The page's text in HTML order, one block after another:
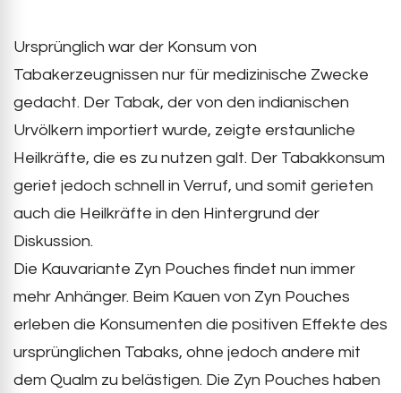
Ursprünglich war der Konsum von
Tabakerzeugnissen nur für medizinische Zwecke
gedacht. Der Tabak, der von den indianischen
Urvölkern importiert wurde, zeigte erstaunliche
Heilkräfte, die es zu nutzen galt. Der Tabakkonsum
geriet jedoch schnell in Verruf, und somit gerieten
auch die Heilkräfte in den Hintergrund der
Diskussion.
Die Kauvariante Zyn Pouches findet nun immer
mehr Anhänger. Beim Kauen von Zyn Pouches
erleben die Konsumenten die positiven Effekte des
ursprünglichen Tabaks, ohne jedoch andere mit
dem Qualm zu belästigen. Die Zyn Pouches haben